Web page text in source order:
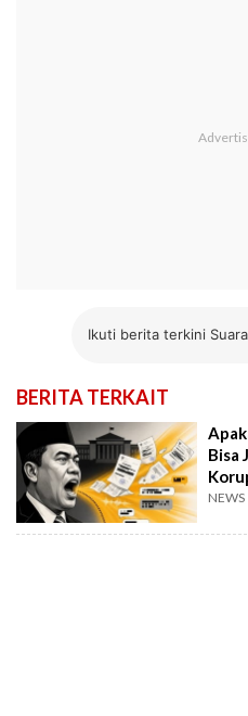
Ikuti berita terkini
BERITA TERKAIT
Bisa
NEWS